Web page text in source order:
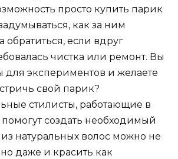
просто купить парик
как за ним
обратиться, если вдруг
чистка или ремонт. Вы
для экспериментов и желаете
свой парик?
стилисты, работающие в
создать необходимый
натуральных волос можно не
даже и красить как